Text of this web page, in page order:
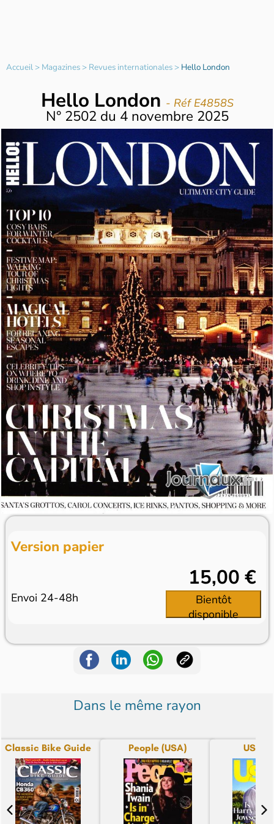
Accueil> Magazines> Revues internationales> Hello London
Hello London - Réf E4858S
N° 2502 du 4 novembre 2025
Version papier
Envoi 24-48h
15,00 €
Bientôt
disponible
Dans le même rayon
Classic Bike Guide People (USA) US